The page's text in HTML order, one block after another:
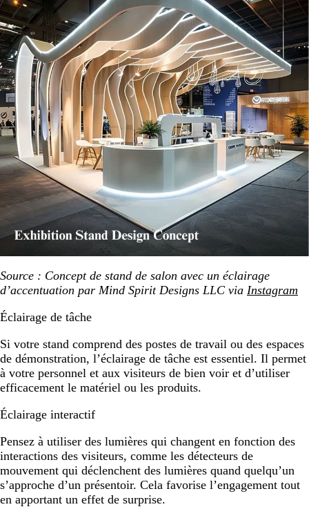
Source : Concept de stand de salon avec un éclairage
d’accentuation par Mind Spirit Designs LLC via Instagram
Éclairage de tâche
Si votre stand comprend des postes de travail ou des espaces
de démonstration, l’éclairage de tâche est essentiel. Il permet
à votre personnel et aux visiteurs de bien voir et d’utiliser
efficacement le matériel ou les produits.
Éclairage interactif
Pensez à utiliser des lumières qui changent en fonction des
interactions des visiteurs, comme les détecteurs de
mouvement qui déclenchent des lumières quand quelqu’un
s’approche d’un présentoir. Cela favorise l’engagement tout
en apportant un effet de surprise.